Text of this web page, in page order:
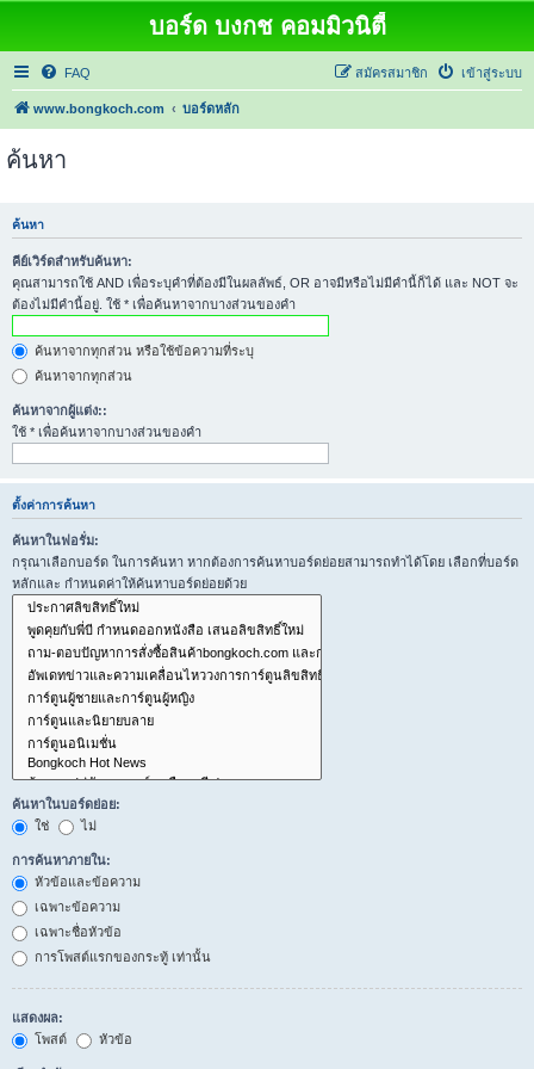
บอร์ด บงกช คอมมิวนิตี้
FAQ เข้าสู่ระบบ
สมัครสมาชิก
www.bongkoch.com บอร์ดหลัก
ค้นหา
ค้นหา
คีย์เวิร์ดสำหรับค้นหา:
คุณสามารถใช้ AND เพื่อระบุคำที่ต้องมีในผลลัพธ์, OR อาจมีหรือไม่มีคำนี้ก็ได้ และ NOT จะ
ต้องไม่มีคำนี้อยู่. ใช้ * เพื่อค้นหาจากบางส่วนของคำ
ค้นหาจากทุกส่วน หรือใช้ข้อความที่ระบุ
ค้นหาจากทุกส่วน
ค้นหาจากผู้แต่ง::
ใช้ * เพื่อค้นหาจากบางส่วนของคำ
ตั้งค่าการค้นหา
ค้นหาในฟอรั่ม:
กรุณาเลือกบอร์ด ในการค้นหา หากต้องการค้นหาบอร์ดย่อยสามารถทำได้โดย เลือกที่บอร์ด
หลักและ กำหนดค่าให้ค้นหาบอร์ดย่อยด้วย
ค้นหาในบอร์ดย่อย:
ใช่
ไม่
การค้นหาภายใน:
หัวข้อและข้อความ
เฉพาะข้อความ
เฉพาะชื่อหัวข้อ
การโพสต์แรกของกระทู้ เท่านั้น
แสดงผล:
โพสต์
หัวข้อ